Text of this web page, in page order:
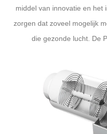
middel van innovatie en het
zorgen dat zoveel mogelijk
die gezonde lucht. De